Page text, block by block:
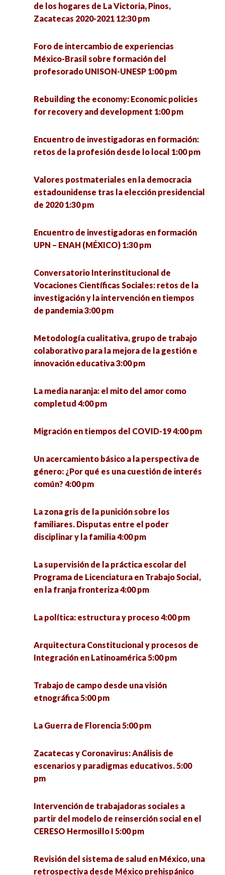
Hospital Pyme. Plataforma de asesoría
La política: estructura y proceso 4:00 pm
críticos en discapacidad 4:00 pm
El quehacer de la Socioantropología desde la
Experiencias y debates 4:00 pm
Conversatorio en torno a las experiencias de
Jardines de la Mintsita 5:00 pm
tercer país seguro en Guatemala 5:00 pm
La resiliencia como eje para enfrentar el futuro
desde las personas mayores (1) 5:00 pm
Ética, política y argumentación 5:00 pm
pandemia 5:00 pm
Reflexiones Marginales 5:00 pm
Experiencias docentes y políticas educativas en
el contexto de la pandemia 5:00 pm
autocratización 5:00 pm
Desafíos y oportunidades para integrar la
México 5:00 pm
Educación ambiental crítica. Una mirada desde
ciencias sociales? 5:00 pm
desafíos urbanos. Riesgos, cultura y
participación para el desarrollo sostenible 6:00
de los hogares de La Victoria, Pinos,
Zacatecas 2020-2021 12:30 pm
Foro de intercambio de experiencias
México-Brasil sobre formación del
profesorado UNISON-UNESP 1:00 pm
Rebuilding the economy: Economic policies
for recovery and development 1:00 pm
Encuentro de investigadoras en formación:
retos de la profesión desde lo local 1:00 pm
Valores postmateriales en la democracia
estadounidense tras la elección presidencial
de 2020 1:30 pm
Encuentro de investigadoras en formación
UPN – ENAH (MÉXICO) 1:30 pm
Conversatorio Interinstitucional de
Vocaciones Científicas Sociales: retos de la
investigación y la intervención en tiempos
de pandemia 3:00 pm
Metodología cualitativa, grupo de trabajo
colaborativo para la mejora de la gestión e
innovación educativa 3:00 pm
La media naranja: el mito del amor como
completud 4:00 pm
Migración en tiempos del COVID-19 4:00 pm
Un acercamiento básico a la perspectiva de
género: ¿Por qué es una cuestión de interés
común? 4:00 pm
La zona gris de la punición sobre los
familiares. Disputas entre el poder
disciplinar y la familia 4:00 pm
La supervisión de la práctica escolar del
Programa de Licenciatura en Trabajo Social,
en la franja fronteriza 4:00 pm
La política: estructura y proceso 4:00 pm
Arquitectura Constitucional y procesos de
Integración en Latinoamérica 5:00 pm
Trabajo de campo desde una visión
etnográfica 5:00 pm
La Guerra de Florencia 5:00 pm
Zacatecas y Coronavirus: Análisis de
escenarios y paradigmas educativos. 5:00
pm
Intervención de trabajadoras sociales a
partir del modelo de reinserción social en el
CERESO Hermosillo I 5:00 pm
Revisión del sistema de salud en México, una
retrospectiva desde México prehispánico